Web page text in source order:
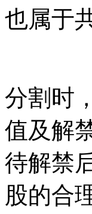
也属于
分割时
值及解
待解禁
股的合